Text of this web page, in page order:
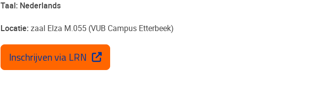
Taal: Nederlands
Locatie: zaal Elza M.055 (VUB Campus Etterbeek)
Inschrijven via LRN